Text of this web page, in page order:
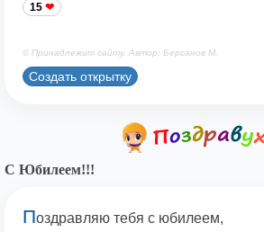
15
© Принадлежит сайту. Автор: Берсанов М.
Создать открытку
С Юбилеем!!!
Поздравляю тебя с юбилеем,